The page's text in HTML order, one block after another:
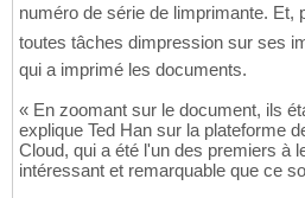
numéro de série de limprimante.
toutes tâches dimpression sur ses
qui a imprimé les documents.
« En zoomant sur le document, ils
explique Ted Han sur la plateforme
Cloud, qui a été l'un des premiers à
intéressant et remarquable que ce